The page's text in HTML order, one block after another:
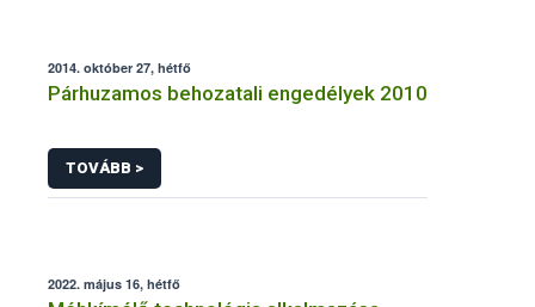
2014. október 27, hétfő
Párhuzamos behozatali engedélyek 2010
TOVÁBB >
2022. május 16, hétfő